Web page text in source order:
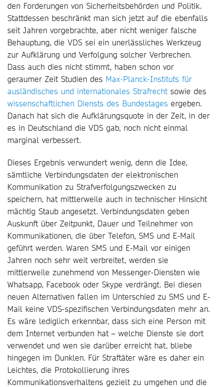
den Forderungen von Sicherheitsbehörden und Politik.
Stattdessen beschränkt man sich jetzt auf die ebenfalls
seit Jahren vorgebrachte, aber nicht weniger falsche
Behauptung, die VDS sei ein unerlässliches Werkzeug
zur Aufklärung und Verfolgung solcher Verbrechen.
Dass auch dies nicht stimmt, haben schon vor
geraumer Zeit Studien des Max-Planck-Instituts für
ausländisches und internationales Strafrechtsowie des
wissenschaftlichen Diensts des Bundestages ergeben.
Danach hat sich die Aufklärungsquote in der Zeit, in der
es in Deutschland die VDS gab, noch nicht einmal
marginal verbessert.
Dieses Ergebnis verwundert wenig, denn die Idee,
sämtliche Verbindungsdaten der elektronischen
Kommunikation zu Strafverfolgungszwecken zu
speichern, hat mittlerweile auch in technischer Hinsicht
mächtig Staub angesetzt. Verbindungsdaten geben
Auskunft über Zeitpunkt, Dauer und Teilnehmer von
Kommunikationen, die über Telefon, SMS und E-Mail
geführt werden. Waren SMS und E-Mail vor einigen
Jahren noch sehr weit verbreitet, werden sie
mittlerweile zunehmend von Messenger-Diensten wie
Whatsapp, Facebook oder Skype verdrängt. Bei diesen
neuen Alternativen fallen im Unterschied zu SMS und E-
Mail keine VDS-spezifischen Verbindungsdaten mehr an.
Es wäre lediglich erkennbar, dass sich eine Person mit
dem Internet verbunden hat – welche Dienste sie dort
verwendet und wen sie darüber erreicht hat, bliebe
hingegen im Dunklen. Für Straftäter wäre es daher ein
Leichtes, die Protokollierung ihres
Kommunikationsverhaltens gezielt zu umgehen und die